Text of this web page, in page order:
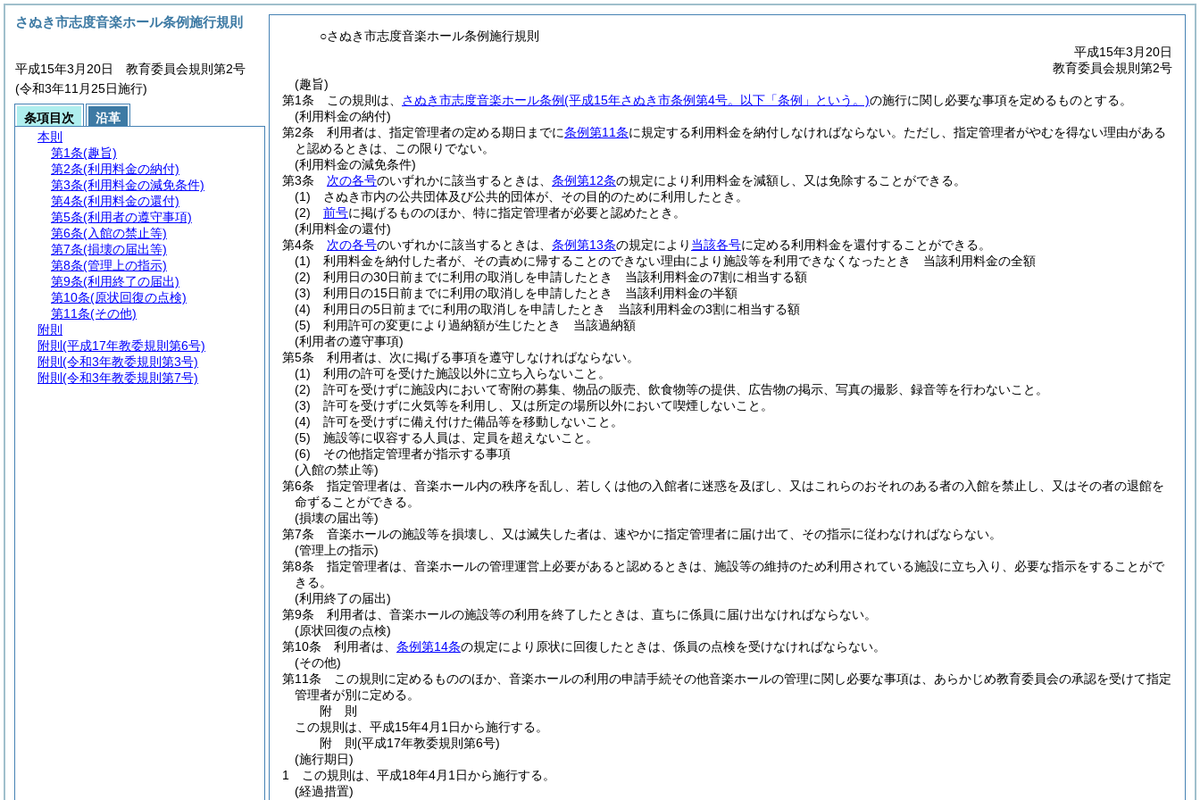
○さぬき市志度音楽ホール条例施行規則
平成15年3月20日
教育委員会規則第2号
(趣旨)
第1条
この規則は、 さぬき市志度音楽ホール条例(平成15年さぬき市条例第4号。以下「条例」という。)の施行に関し必要な事項を定めるものとする。
(利用料金の納付)
第2条
利用者は、指定管理者の定める期日までに条例第11条に規定する利用料金を納付しなければならない。 ただし、指定管理者がやむを得ない理由がある
と認めるときは、この限りでない。
(利用料金の減免条件)
第3条
次の各号のいずれかに該当するときは、 条例第12条の規定により利用料金を減額し、又は免除することができる。
(1)
さぬき市内の公共団体及び公共的団体が、その目的のために利用したとき。
(2)
前号に掲げるもののほか、特に指定管理者が必要と認めたとき。
(利用料金の還付)
第4条
次の各号のいずれかに該当するときは、 条例第13条の規定により 当該各号に定める利用料金を還付することができる。
(1)
利用料金を納付した者が、その責めに帰することのできない理由により施設等を利用できなくなったとき 当該利用料金の全額
(2)
利用日の30日前までに利用の取消しを申請したとき 当該利用料金の7割に相当する額
(3)
利用日の15日前までに利用の取消しを申請したとき 当該利用料金の半額
(4)
利用日の5日前までに利用の取消しを申請したとき 当該利用料金の3割に相当する額
(5)
利用許可の変更により過納額が生じたとき 当該過納額
(利用者の遵守事項)
第5条
利用者は、次に掲げる事項を遵守しなければならない。
(1)
利用の許可を受けた施設以外に立ち入らないこと。
(2)
許可を受けずに施設内において寄附の募集、物品の販売、飲食物等の提供、広告物の掲示、写真の撮影、録音等を行わないこと。
(3)
許可を受けずに火気等を利用し、又は所定の場所以外において喫煙しないこと。
(4)
許可を受けずに備え付けた備品等を移動しないこと。
(5)
施設等に収容する人員は、定員を超えないこと。
(6)
その他指定管理者が指示する事項
(入館の禁止等)
第6条
指定管理者は、音楽ホール内の秩序を乱し、若しくは他の入館者に迷惑を及ぼし、又はこれらのおそれのある者の入館を禁止し、又はその者の退館を
命ずることができる。
(損壊の届出等)
第7条
音楽ホールの施設等を損壊し、又は滅失した者は、速やかに指定管理者に届け出て、その指示に従わなければならない。
(管理上の指示)
第8条
指定管理者は、音楽ホールの管理運営上必要があると認めるときは、施設等の維持のため利用されている施設に立ち入り、必要な指示をすることがで
きる。
(利用終了の届出)
第9条
利用者は、音楽ホールの施設等の利用を終了したときは、直ちに係員に届け出なければならない。
(原状回復の点検)
第10条
利用者は、 条例第14条の規定により原状に回復したときは、係員の点検を受けなければならない。
(その他)
第11条
この規則に定めるもののほか、音楽ホールの利用の申請手続その他音楽ホールの管理に関し必要な事項は、あらかじめ教育委員会の承認を受けて指定
管理者が別に定める。
附 則
この規則は、平成15年4月1日から施行する。
附 則(平成17年教委規則第6号)
(施行期日)
1
この規則は、平成18年4月1日から施行する。
(経過措置)
さぬき市志度音楽ホール条例施行規則
平成15年3月20日 教育委員会規則第2号
(令和3年11月25日施行)
条項目次
沿革
本則
第1条(趣旨)
第2条(利用料金の納付)
第3条(利用料金の減免条件)
第4条(利用料金の還付)
第5条(利用者の遵守事項)
第6条(入館の禁止等)
第7条(損壊の届出等)
第8条(管理上の指示)
第9条(利用終了の届出)
第10条(原状回復の点検)
第11条(その他)
附則
附則 (平成17年教委規則第6号)
附則 (令和3年教委規則第3号)
附則 (令和3年教委規則第7号)